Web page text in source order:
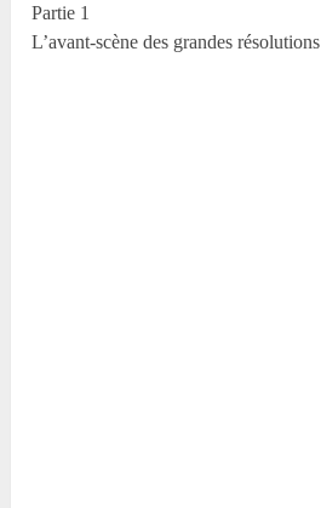
Partie 1
L’avant-scène des grandes résolutions